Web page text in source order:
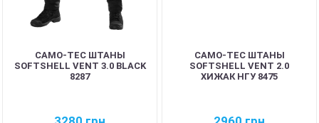
CAMO-TEC ШТАНЫ
SOFTSHELL VENT 3.0 BLACK
8287
CAMO-TEC ШТАНЫ
SOFTSHELL VENT 2.0
ХИЖАК НГУ 8475